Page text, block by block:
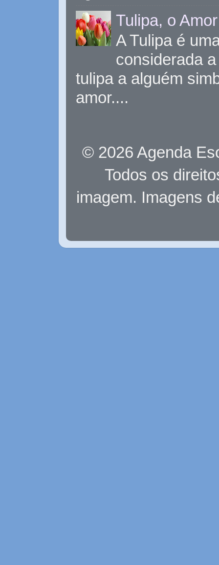
Tulipa, o
A Tulipa é
considerada
tulipa a alguém
amor....
© 2026 Agenda
Todos os
imagem. Imagens